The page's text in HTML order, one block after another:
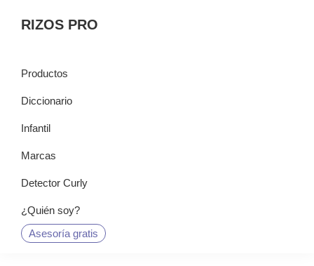
navegación
principal
barra
RIZOS PRO
Productos
Diccionario
Infantil
Marcas
Detector Curly
¿Quién soy?
Asesoría gratis